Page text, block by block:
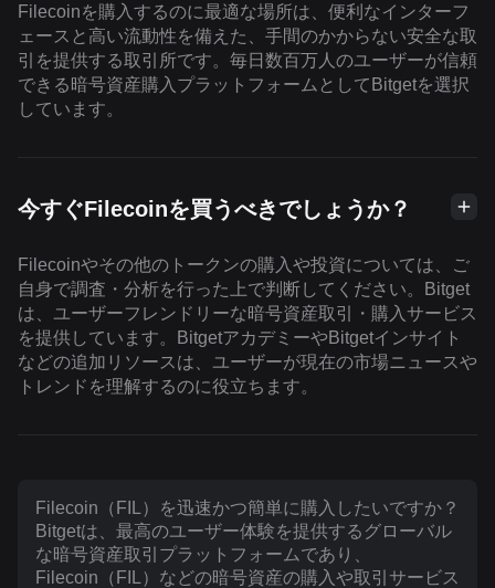
Filecoinを購入するのに最適な場所は、便利なインターフ
ェースと高い流動性を備えた、手間のかからない安全な取
引を提供する取引所です。毎日数百万人のユーザーが信頼
できる暗号資産購入プラットフォームとしてBitgetを選択
しています。
今すぐFilecoinを買うべきでしょうか？
Filecoinやその他のトークンの購入や投資については、ご
自身で調査・分析を行った上で判断してください。Bitget
は、ユーザーフレンドリーな暗号資産取引・購入サービス
を提供しています。BitgetアカデミーやBitgetインサイト
などの追加リソースは、ユーザーが現在の市場ニュースや
トレンドを理解するのに役立ちます。
Filecoin（FIL）を迅速かつ簡単に購入したいですか？
Bitgetは、最高のユーザー体験を提供するグローバル
な暗号資産取引プラットフォームであり、
Filecoin（FIL）などの暗号資産の購入や取引サービス